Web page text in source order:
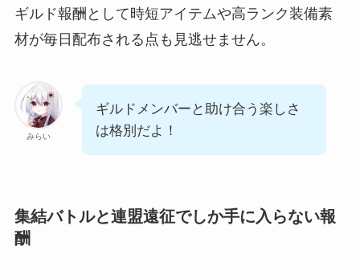
ギルド報酬として時短アイテムや高ランク装備素
材が毎日配布される点も見逃せません。
みらい
ギルドメンバーと助け合う楽しさ
は格別だよ！
集結バトルと連盟遠征でしか手に入らない報
酬